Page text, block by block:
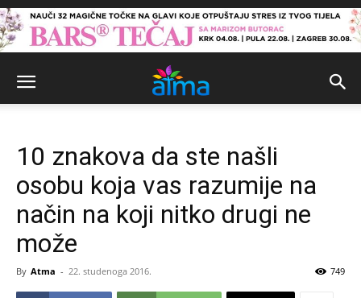
10 znakova da ste našli
osobu koja vas razumije na
način na koji nitko drugi ne
može
By Atma - 22. studenoga 2016. 749